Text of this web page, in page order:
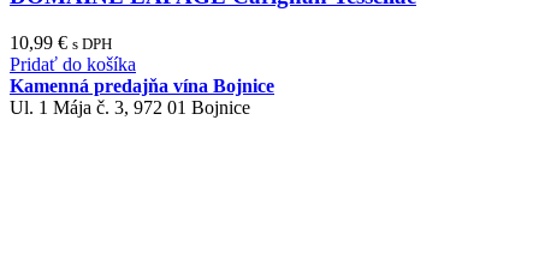
10,99 € s DPH
Pridať do košíka
Kamenná predajňa vína Bojnice
Ul. 1 Mája č. 3, 972 01 Bojnice